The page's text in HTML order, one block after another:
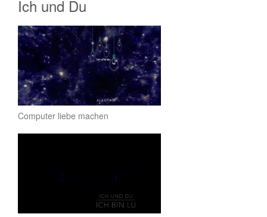
Ich und Du
Computer liebe machen